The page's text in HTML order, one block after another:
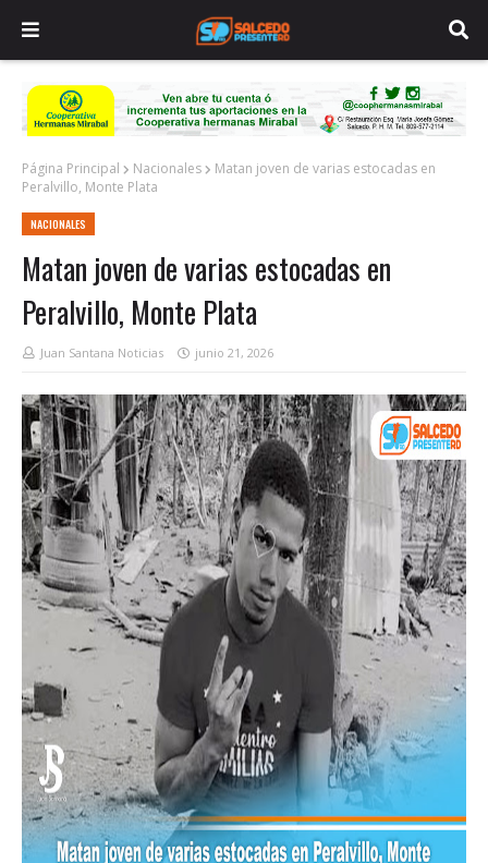
Página Principal Nacionales
Matan joven de varias estocadas en
Peralvillo, Monte Plata
NACIONALES
Matan joven de varias estocadas en
Peralvillo, Monte Plata
Juan Santana Noticias junio 21, 2026